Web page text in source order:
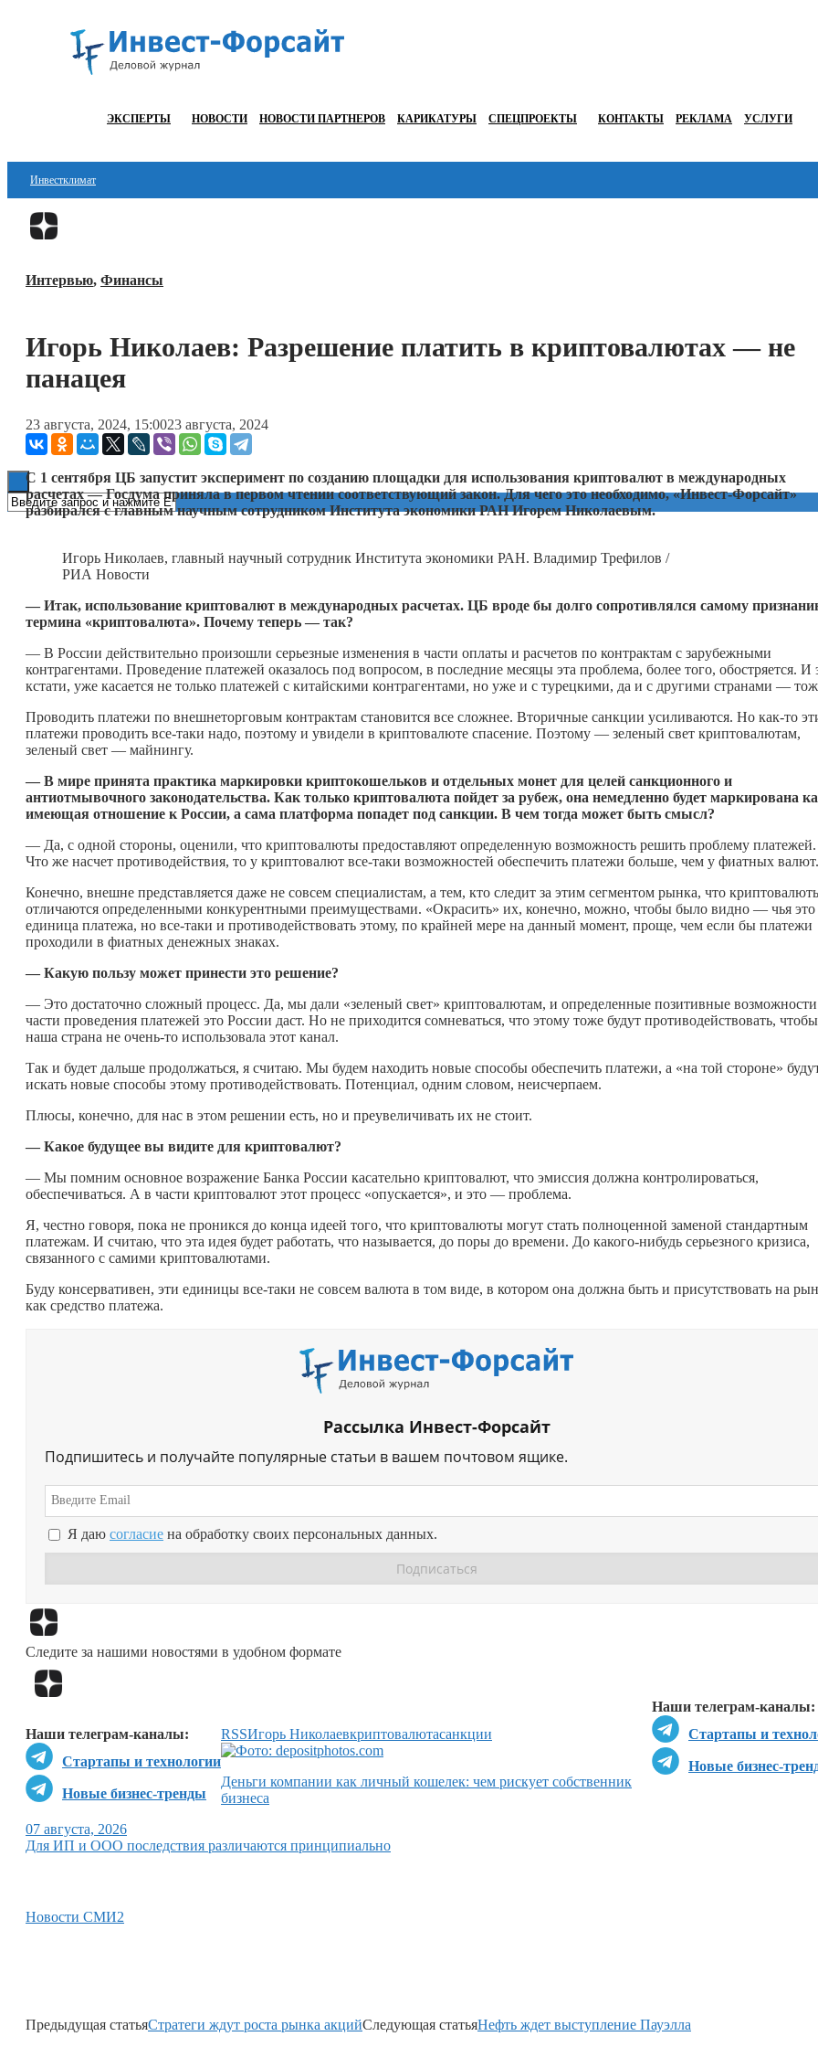
ЭКСПЕРТЫ НОВОСТИ НОВОСТИ ПАРТНЕРОВ КАРИКАТУРЫ СПЕЦПРОЕКТЫ КОНТАКТЫ РЕКЛАМА УСЛУГИ
Инвестклимат
Финансы
Блокчейн
Технологии
Книги
Интервью, Финансы
Игорь Николаев: Разрешение платить в криптовалютах — не
панацея
23 августа, 2024, 15:0023 августа, 2024
С 1 сентября ЦБ запустит эксперимент по созданию площадки для использования криптовалют в международных
расчетах — Госдума приняла в первом чтении соответствующий закон. Для чего это необходимо, «Инвест-Форсайт»
разбирался с главным научным сотрудником Института экономики РАН Игорем Николаевым.
Игорь Николаев, главный научный сотрудник Института экономики РАН. Владимир Трефилов /
РИА Новости
— Итак, использование криптовалют в международных расчетах. ЦБ вроде бы долго сопротивлялся самому
термина «криптовалюта». Почему теперь — так?
— В России действительно произошли серьезные изменения в части оплаты и расчетов по контрактам с зарубежными
контрагентами. Проведение платежей оказалось под вопросом, в последние месяцы эта проблема, более того, обостряется. И
кстати, уже касается не только платежей с китайскими контрагентами, но уже и с турецкими, да и с другими странами —
Проводить платежи по внешнеторговым контрактам становится все сложнее. Вторичные санкции усиливаются. Но как-то
платежи проводить все-таки надо, поэтому и увидели в криптовалюте спасение. Поэтому — зеленый свет криптовалютам,
зеленый свет — майнингу.
— В мире принята практика маркировки криптокошельков и отдельных монет для целей санкционного и
антиотмывочного законодательства. Как только криптовалюта пойдет за рубеж, она немедленно будет маркирована
имеющая отношение к России, а сама платформа попадет под санкции. В чем тогда может быть смысл?
— Да, с одной стороны, оценили, что криптовалюты предоставляют определенную возможность решить проблему платежей.
Что же насчет противодействия, то у криптовалют все-таки возможностей обеспечить платежи больше, чем у фиатных валют.
Конечно, внешне представляется даже не совсем специалистам, а тем, кто следит за этим сегментом рынка, что
отличаются определенными конкурентными преимуществами. «Окрасить» их, конечно, можно, чтобы было видно — чья это
единица платежа, но все-таки и противодействовать этому, по крайней мере на данный момент, проще, чем если бы платежи
проходили в фиатных денежных знаках.
— Какую пользу может принести это решение?
— Это достаточно сложный процесс. Да, мы дали «зеленый свет» криптовалютам, и определенные позитивные
части проведения платежей это России даст. Но не приходится сомневаться, что этому тоже будут противодействовать, чтобы
наша страна не очень-то использовала этот канал.
Так и будет дальше продолжаться, я считаю. Мы будем находить новые способы обеспечить платежи, а «на той стороне»
искать новые способы этому противодействовать. Потенциал, одним словом, неисчерпаем.
Плюсы, конечно, для нас в этом решении есть, но и преувеличивать их не стоит.
— Какое будущее вы видите для криптовалют?
— Мы помним основное возражение Банка России касательно криптовалют, что эмиссия должна контролироваться,
обеспечиваться. А в части криптовалют этот процесс «опускается», и это — проблема.
Я, честно говоря, пока не проникся до конца идеей того, что криптовалюты могут стать полноценной заменой стандартным
платежам. И считаю, что эта идея будет работать, что называется, до поры до времени. До какого-нибудь серьезного кризиса,
связанного с самими криптовалютами.
Буду консервативен, эти единицы все-таки не совсем валюта в том виде, в котором она должна быть и присутствовать на
как средство платежа.
Рассылка Инвест-Форсайт
Подпишитесь и получайте популярные статьи в вашем почтовом ящике.
Я даю согласие на обработку своих персональных данных.
Следите за нашими новостями в удобном формате
Наши телеграм-каналы:
Стартапы и
Новые бизнес-
Наши телеграм-каналы:
Стартапы и технологии
Новые бизнес-тренды
RSSИгорь Николаевкриптовалютасанкции
Деньги компании как личный кошелек: чем рискует собственник
бизнеса
07 августа, 2026
Для ИП и ООО последствия различаются принципиально
Новости СМИ2
Предыдущая статьяСтратеги ждут роста рынка акцийСледующая статьяНефть ждет выступление Пауэлла